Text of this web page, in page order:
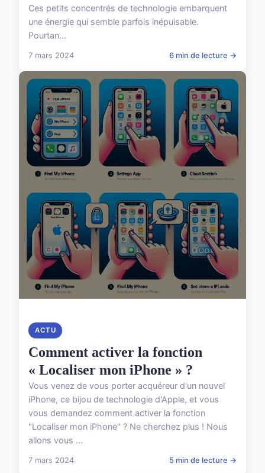
Ces petits concentrés de technologie embarquent
une énergie qui semble parfois inépuisable.
Pourtan...
7 mars 2024 6 min de lecture →
ACTU
Comment activer la fonction
« Localiser mon iPhone » ?
Vous venez de vous porter acquéreur d'un nouvel
iPhone, ce bijou de technologie d'Apple, et vous
vous demandez comment activer la fonction
"Localiser mon iPhone" ? Ne cherchez plus ! Nous
allons vous ...
7 mars 2024 5 min de lecture →